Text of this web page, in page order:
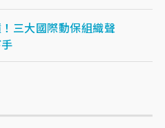
三大國際動保組織聲